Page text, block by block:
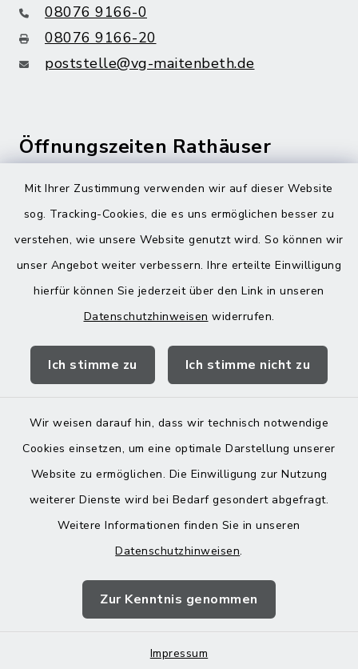
Mit Ihrer Zustimmung verwenden wir auf dieser Website
sog. Tracking-Cookies, die es uns ermöglichen besser zu
verstehen, wie unsere Website genutzt wird. So können wir
unser Angebot weiter verbessern. Ihre erteilte Einwilligung
hierfür können Sie jederzeit über den Link in unseren
Datenschutzhinweisen widerrufen.
Ich stimme zu Ich stimme nicht zu
Wir weisen darauf hin, dass wir technisch notwendige
Cookies einsetzen, um eine optimale Darstellung unserer
Website zu ermöglichen. Die Einwilligung zur Nutzung
weiterer Dienste wird bei Bedarf gesondert abgefragt.
Weitere Informationen finden Sie in unseren
Datenschutzhinweisen.
Zur Kenntnis genommen
Impressum
08076 9166-0
08076 9166-20
poststelle@vg-maitenbeth.de
Öffnungszeiten Rathäuser
Montag bis Freitag:
08:00-12:00 Uhr
Donnerstag zusätzlich:
13:00-18:00 Uhr
Landratsamt Mühldorf
Barrierefreiheit
Impressum
Sitemap